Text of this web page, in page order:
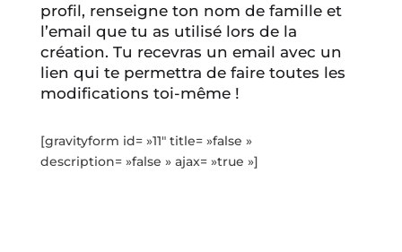
profil, renseigne ton nom de famille et
l’email que tu as utilisé lors de la
création. Tu recevras un email avec un
lien qui te permettra de faire toutes les
modifications toi-même !
[gravityform id= »11″ title= »false »
description= »false » ajax= »true »]